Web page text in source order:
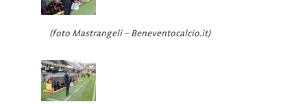
(foto Mastrangeli – Beneventocalcio.it)